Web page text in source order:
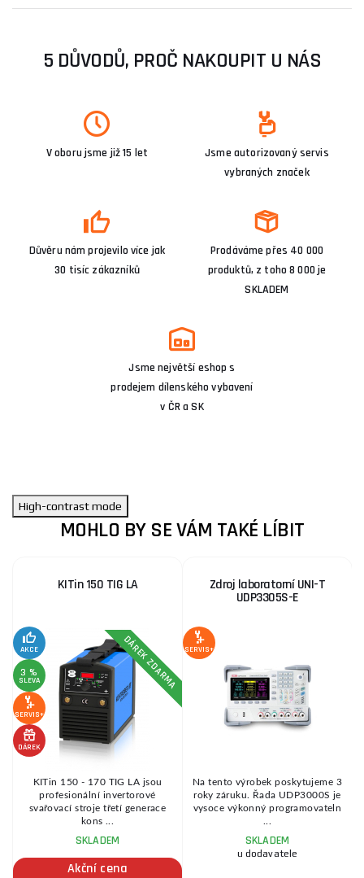
5 DŮVODŮ, PROČ NAKOUPIT U NÁS
V oboru jsme již 15 let
Jsme autorizovaný servis
vybraných značek
Důvěru nám projevilo více jak
30 tisíc zákazníků
Prodáváme přes 40 000
produktů, z toho 8 000 je
SKLADEM
Jsme největší eshop s
prodejem dílenského vybavení
v ČR a SK
High-contrast mode
MOHLO BY SE VÁM TAKÉ LÍBIT
KITin 150 TIG LA
AKCE
3 %
SLEVA
SERVIS+
DÁREK
DÁREK ZDARMA
KITin 150 - 170 TIG LA jsou
profesionální invertorové
svařovací stroje třetí generace
kons ...
SKLADEM
Akční cena
Zdroj laboratorní UNI-T
UDP3305S-E
SERVIS+
Na tento výrobek poskytujeme 3
roky záruku. Řada UDP3000S je
vysoce výkonný programovateln
SKLADEM
u dodavatele